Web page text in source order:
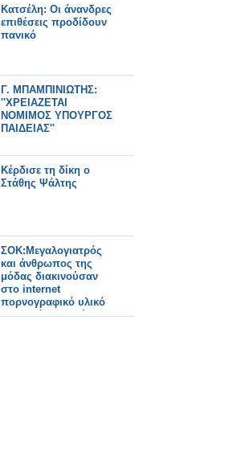
Κατσέλη: Οι άνανδρες
επιθέσεις προδίδουν
πανικό
Γ. ΜΠΑΜΠΙΝΙΩΤΗΣ:
''ΧΡΕΙΑΖΕΤΑΙ
ΝΟΜΙΜΟΣ ΥΠΟΥΡΓΟΣ
ΠΑΙΔΕΙΑΣ''
Κέρδισε τη δίκη ο
Στάθης Ψάλτης
ΣΟΚ:Μεγαλογιατρός
και άνθρωπος της
μόδας διακινούσαν
στο internet
πορνογραφικό υλικό
με μωρά και... ζώα!